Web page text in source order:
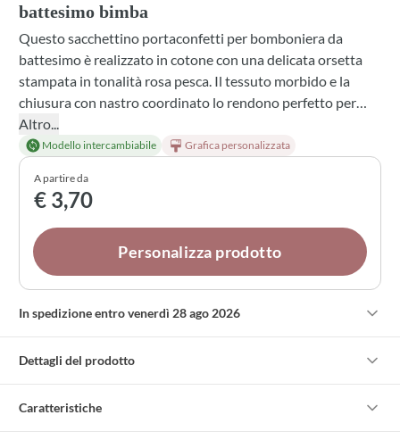
battesimo bimba
Questo sacchettino portaconfetti per bomboniera da
battesimo è realizzato in cotone con una delicata orsetta
stampata in tonalità rosa pesca. Il tessuto morbido e la
chiusura con nastro coordinato lo rendono perfetto per
confezionare mandorle o cioccolatini da regalare agli ospiti.
Personalizza nome, profumazione interna e abbinamento
dei colori: ogni dettaglio può essere scelto per rendere
unico il tuo ricordo speciale.
Altro...
Modello intercambiabile Grafica personalizzata
A partire da
€ 3,70
Personalizza prodotto
In spedizione entro venerdì 28 ago 2026
Dettagli del prodotto
Caratteristiche